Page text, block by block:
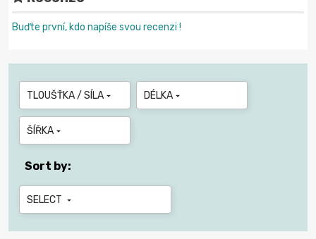
Buďte první, kdo napíše svou recenzi !
TLOUŠŤKA / SÍLA  DÉLKA 
ŠÍŘKA 
Sort by:
SELECT 